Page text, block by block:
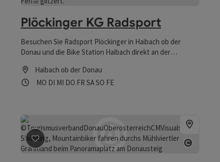
Plöckinger KG Radsport
Besuchen Sie Radsport Plöckinger in Haibach ob der
Donau und die Bike Station Haibach direkt an der
Haibach ob der Donau
Öffnungszeiten
MO Montag geöffnet
DI Dienstag geöffnet
MI Mittwoch geöffnet
DO Donnerstag geöffnet
FR Freitag geöffnet
SASamstag geöffnet
SO Sonntag geöffnet
FEFeiertag geöffnet
Beitrag merken: Rad-Verleih und E-Bike-